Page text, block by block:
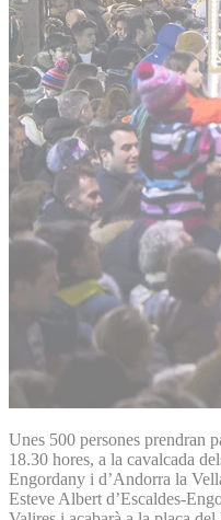
Unes 500 persones prendran
18.30 hores, a la cavalcada
Engordany i d’Andorra la
Esteve Albert d’Escaldes-